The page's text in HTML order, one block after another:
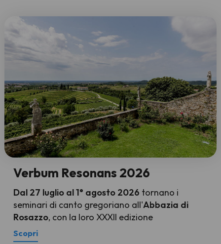
Verbum Resonans 2026
Dal 27 luglio al 1° agosto 2026 tornano i
seminari di canto gregoriano all'Abbazia di
Rosazzo, con la loro XXXII edizione
Scopri